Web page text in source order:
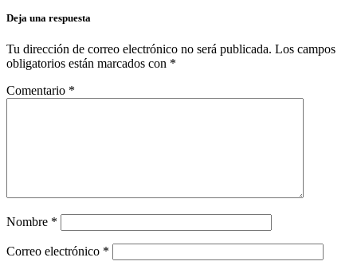
Deja una respuesta
Tu dirección de correo electrónico no será publicada. Los campos
obligatorios están marcados con *
Comentario *
Nombre *
Correo electrónico *